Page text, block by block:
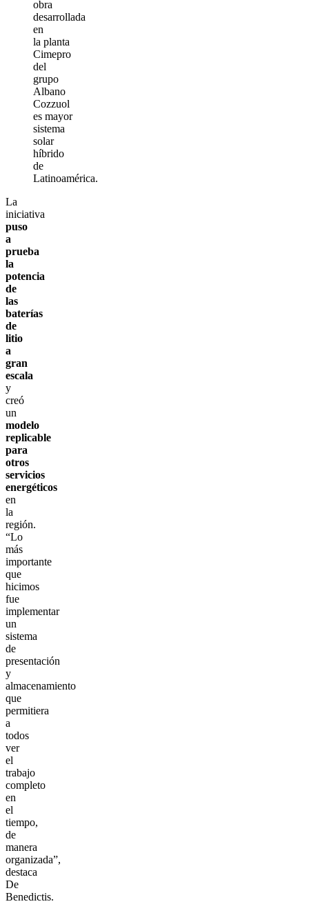
obra
desarrollada
en
la planta
Cimepro
del
grupo
Albano
Cozzuol
es mayor
sistema
solar
híbrido
de
Latinoamérica.
La
iniciativa
puso
a
prueba
la
potencia
de
las
baterías
de
litio
a
gran
escala
y
creó
un
modelo
replicable
para
otros
servicios
energéticos
en
la
región.
“Lo
más
importante
que
hicimos
fue
implementar
un
sistema
de
presentación
y
almacenamiento
que
permitiera
a
todos
ver
el
trabajo
completo
en
el
tiempo,
de
manera
organizada”,
destaca
De
Benedictis.